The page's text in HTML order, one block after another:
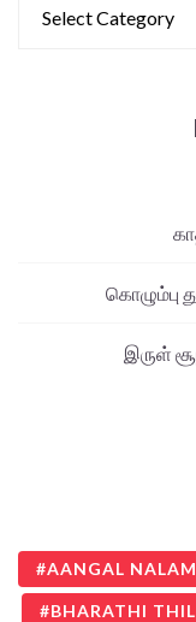
கொழும்பு
இருள்
AANGAL NALAM
BHARATHI